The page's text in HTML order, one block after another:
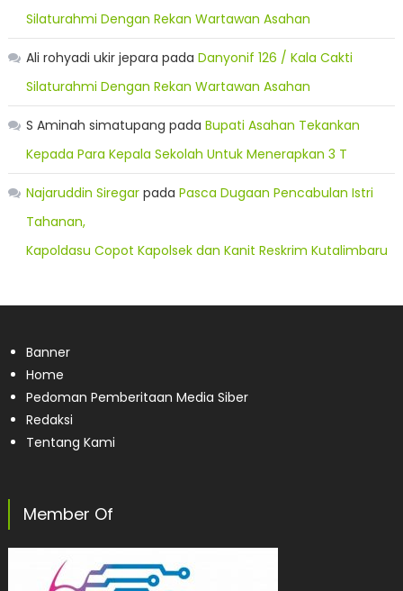
Silaturahmi Dengan Rekan Wartawan Asahan
Ali rohyadi ukir jepara pada Danyonif 126 / Kala Cakti
Silaturahmi Dengan Rekan Wartawan Asahan
S Aminah simatupang pada Bupati Asahan Tekankan
Kepada Para Kepala Sekolah Untuk Menerapkan 3 T
Najaruddin Siregarpada Pasca Dugaan Pencabulan Istri
Tahanan,
Kapoldasu Copot Kapolsek dan Kanit Reskrim Kutalimbaru
Banner
Home
Pedoman Pemberitaan Media Siber
Redaksi
Tentang Kami
Member Of